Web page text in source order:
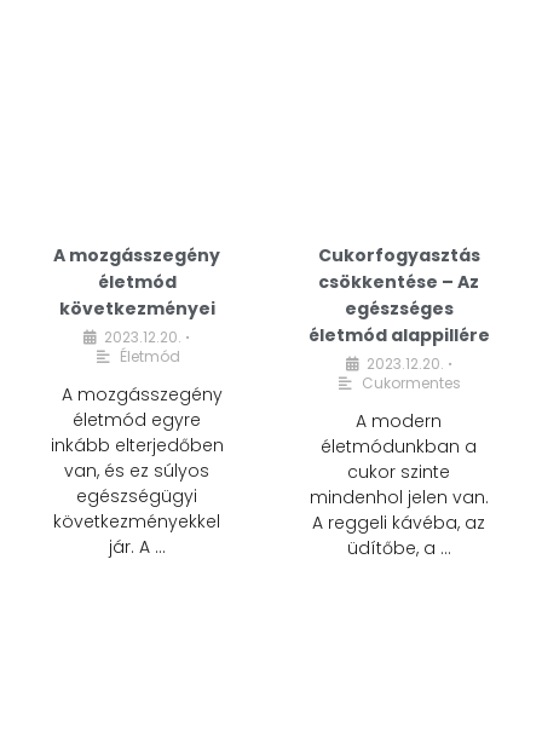
A mozgásszegény
életmód
következményei
2023.12.20. •
Életmód
A mozgásszegény
életmód egyre
inkább elterjedőben
van, és ez súlyos
egészségügyi
következményekkel
jár. A …
Cukorfogyasztás
csökkentése – Az
egészséges
életmód alappillére
2023.12.20. •
Cukormentes
A modern
életmódunkban a
cukor szinte
mindenhol jelen van.
A reggeli kávéba, az
üdítőbe, a …